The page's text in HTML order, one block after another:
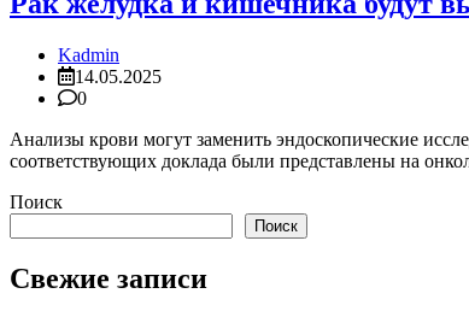
Kadmin
14.05.2025
0
Анализы крови могут заменить эндоскопические
соответствующих доклада были представлены на
Поиск
Поиск
Свежие записи